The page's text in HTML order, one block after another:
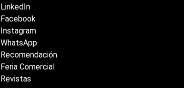
LinkedIn
Facebook
Instagram
WhatsApp
Recomendación
Feria Comercial
Revistas